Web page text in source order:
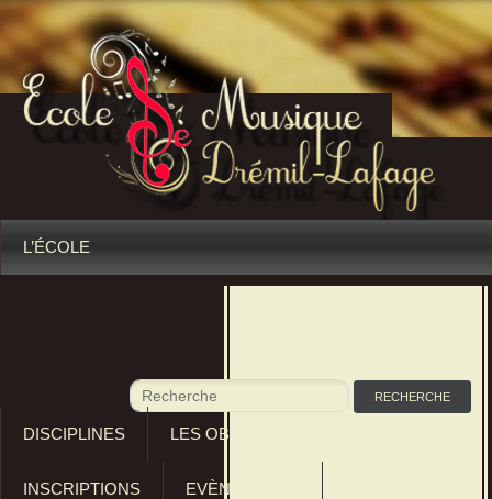
L’ÉCOLE
DISCIPLINES LES OBJECTIFS PÉDAGOGIQUES
INSCRIPTIONS EVÈNEMENTS